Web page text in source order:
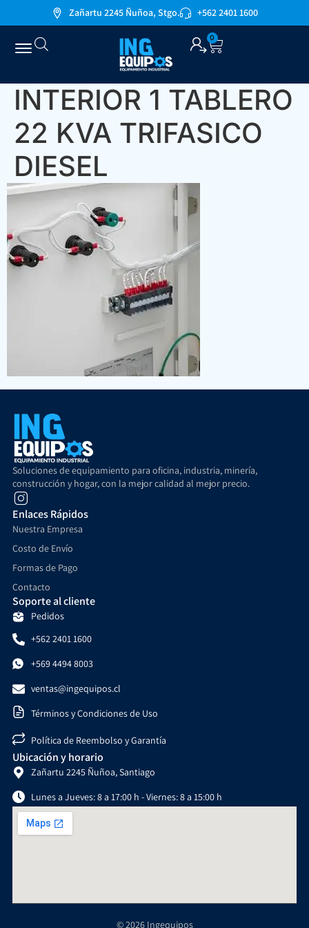
Zañartu 2245 Ñuñoa, Stgo. +562 2401 1600
0
INTERIOR 1 TABLERO
22 KVA TRIFASICO
DIESEL
Soluciones de equipamiento para oficina, industria, minería,
construcción y hogar, con la mejor calidad al mejor precio.
Enlaces Rápidos
Nuestra Empresa
Costo de Envío
Formas de Pago
Contacto
Soporte al cliente
Pedidos
+562 2401 1600
+569 4494 8003
ventas@ingequipos.cl
Términos y Condiciones de Uso
Política de Reembolso y Garantía
Ubicación y horario
Zañartu 2245 Ñuñoa, Santiago
Lunes a Jueves: 8 a 17:00 h - Viernes: 8 a 15:00 h
© 2026 Ingequipos